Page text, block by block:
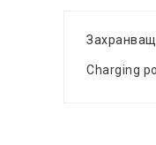
Захранващ
Charging